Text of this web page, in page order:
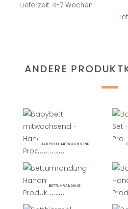
Lieferzeit: 4-7 Wochen
ANDERE
BABYBETT MITWACHSEND
BETTUMRANDUNG